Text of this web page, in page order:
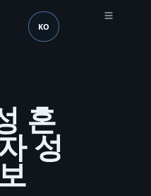
언어 (mobile header)
KO
혼
성